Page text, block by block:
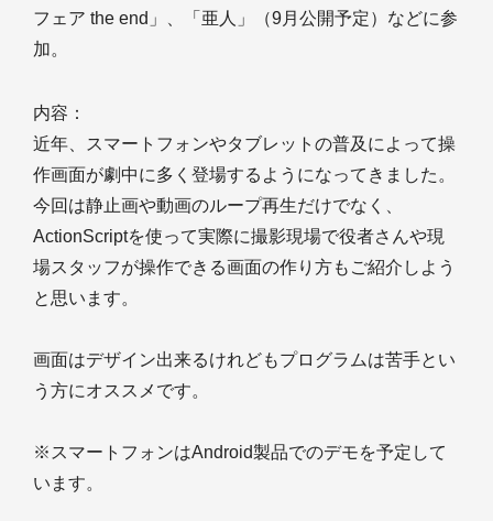
フェア the end」、「亜人」（9月公開予定）などに参
加。
内容：
近年、スマートフォンやタブレットの普及によって操
作画面が劇中に多く登場するようになってきました。
今回は静止画や動画のループ再生だけでなく、
ActionScriptを使って実際に撮影現場で役者さんや現
場スタッフが操作できる画面の作り方もご紹介しよう
と思います。
画面はデザイン出来るけれどもプログラムは苦手とい
う方にオススメです。
※スマートフォンはAndroid製品でのデモを予定して
います。